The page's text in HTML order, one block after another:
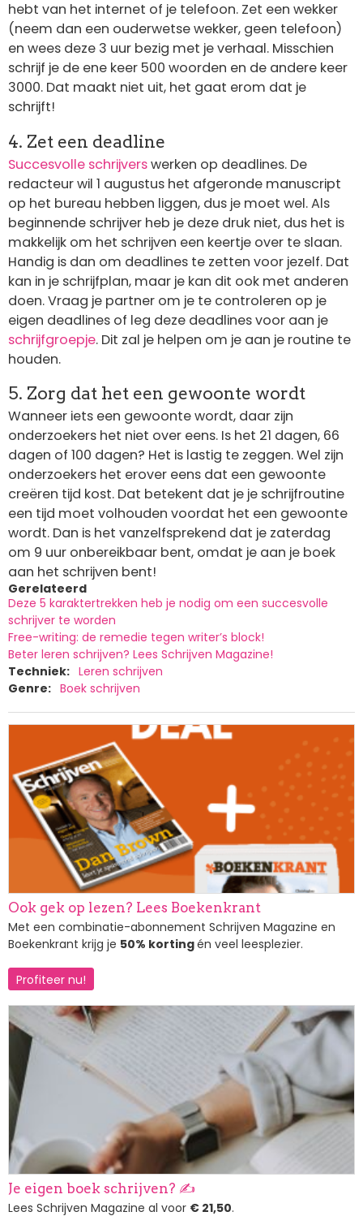
hebt van het internet of je telefoon. Zet een wekker
(neem dan een ouderwetse wekker, geen telefoon)
en wees deze 3 uur bezig met je verhaal. Misschien
schrijf je de ene keer 500 woorden en de andere keer
3000. Dat maakt niet uit, het gaat erom dat je
schrijft!
4. Zet een deadline
Succesvolle schrijverswerken op deadlines. De
redacteur wil 1 augustus het afgeronde manuscript
op het bureau hebben liggen, dus je moet wel. Als
beginnende schrijver heb je deze druk niet, dus het is
makkelijk om het schrijven een keertje over te slaan.
Handig is dan om deadlines te zetten voor jezelf. Dat
kan in je schrijfplan, maar je kan dit ook met anderen
doen. Vraag je partner om je te controleren op je
eigen deadlines of leg deze deadlines voor aan je
schrijfgroepje. Dit zal je helpen om je aan je routine te
houden.
5. Zorg dat het een gewoonte wordt
Wanneer iets een gewoonte wordt, daar zijn
onderzoekers het niet over eens. Is het 21 dagen, 66
dagen of 100 dagen? Het is lastig te zeggen. Wel zijn
onderzoekers het erover eens dat een gewoonte
creëren tijd kost. Dat betekent dat je je schrijfroutine
een tijd moet volhouden voordat het een gewoonte
wordt. Dan is het vanzelfsprekend dat je zaterdag
om 9 uur onbereikbaar bent, omdat je aan je boek
aan het schrijven bent!
Gerelateerd
Deze 5 karaktertrekken heb je nodig om een succesvolle
schrijver te worden
Free-writing: de remedie tegen writer’s block!
Beter leren schrijven? Lees Schrijven Magazine!
Techniek
Leren schrijven
Genre
Boek schrijven
Ook gek op lezen? Lees Boekenkrant
Met een combinatie-abonnement Schrijven Magazine en
Boekenkrant krijg je 50% kortingén veel leesplezier.
Profiteer nu!
Afbeelding
Je eigen boek schrijven? ✍️
Lees Schrijven Magazine al voor € 21,50.